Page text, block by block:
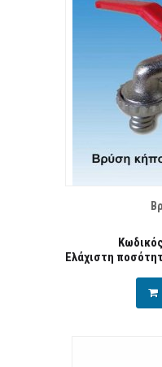
Ελάχιστη